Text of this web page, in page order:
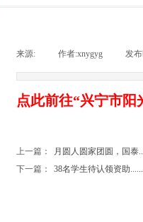
来源: 作者:xnygyg 发
点此前往“兴宁市
上一篇：
月圆人圆家团圆，国泰
下一篇：
38名学生待认领资助......